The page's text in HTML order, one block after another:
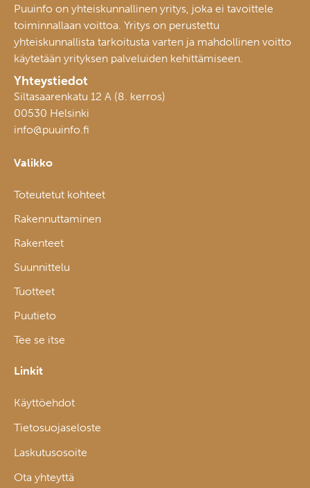
Puuinfo on yhteiskunnallinen yritys, joka ei tavoittele
toiminnallaan voittoa. Yritys on perustettu
yhteiskunnallista tarkoitusta varten ja mahdollinen voitto
käytetään yrityksen palveluiden kehittämiseen.
Yhteystiedot
Siltasaarenkatu 12 A (8. kerros)
00530 Helsinki
info@puuinfo.fi
Valikko
Toteutetut kohteet
Rakennuttaminen
Rakenteet
Suunnittelu
Tuotteet
Puutieto
Tee se itse
Linkit
Käyttöehdot
Tietosuojaseloste
Laskutusosoite
Ota yhteyttä